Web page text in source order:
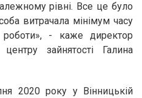
рівні. Все це було
витрачала мінімум часу
- каже директор
зайнятості Галина
2020 року у Вінницькій